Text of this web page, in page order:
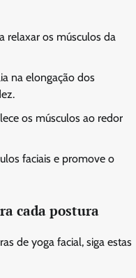
relaxar os músculos da
na elongação dos
os músculos ao redor
faciais e promove o
cada postura
de yoga facial, siga estas